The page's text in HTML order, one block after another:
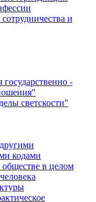
и
-
светскости"
кодами
в целом